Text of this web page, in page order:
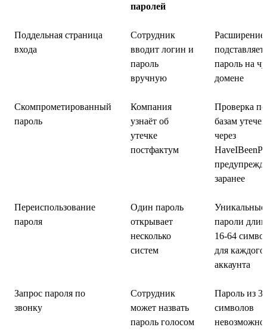
паролей
Поддельная страница
входа
Сотрудник
вводит логин и
пароль
вручную
Расширение
подставляет
пароль на
домене
Скомпрометированный
пароль
Компания
узнаёт об
утечке
постфактум
Проверка по
базам утечек
через
заранее
Переиспользование
пароля
Один пароль
открывает
несколько
систем
Уникальные
пароли
16-64
для каждого
аккаунта
Запрос пароля по
звонку
Сотрудник
может назвать
пароль голосом
Пароль из 32
символов
невозможно